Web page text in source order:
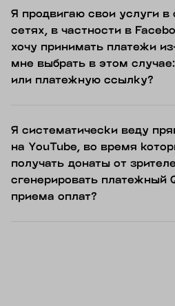
Я продвигаю свои услуги в
сетях, в частности в
хочу принимать платежи
мне выбрать в этом
или платежную ссылку?
Я систематически веду
на YouTube, во время
получать донаты от
сгенерировать платежный
приема оплат?